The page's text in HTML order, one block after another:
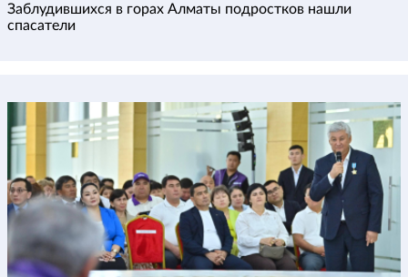
Заблудившихся в горах Алматы подростков нашли
спасатели